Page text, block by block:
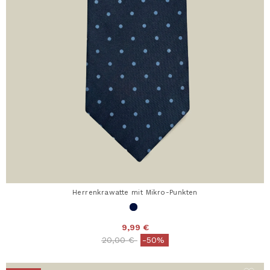
Herrenkrawatte mit Mikro-Punkten
9,99 €
Price reduced from
20,00 €to-50%